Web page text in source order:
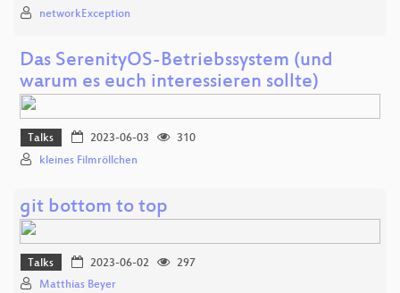
networkException
Das SerenityOS-Betriebssystem (und
warum es euch interessieren sollte)
Talks 2023-06-03
310
kleines Filmröllchen
git bottom to top
Talks 2023-06-02
297
Matthias Beyer